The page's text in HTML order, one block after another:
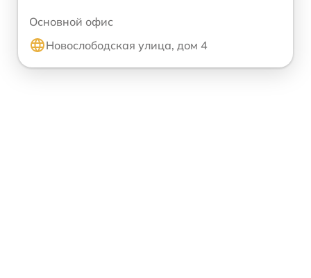
Основной офис
Новослободская улица, дом 4